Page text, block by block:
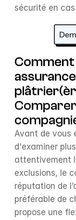
sécurité en
Comment
Avant de vous
d'examiner
attentivement
exclusions, le
réputation de
préférable de
propose une